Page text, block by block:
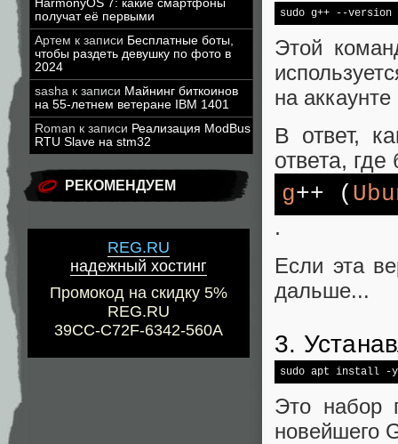
HarmonyOS 7: какие смартфоны
получат её первыми
Артем к записи Бесплатные боты,
чтобы раздеть девушку по фото в
2024
sasha к записи Майнинг биткоинов
на 55-летнем ветеране IBM 1401
Roman к записи Реализация ModBus
RTU Slave на stm32
РЕКОМЕНДУЕМ
REG.RU
надежный хостинг
Промокод на скидку 5%
REG.RU
39CC-C72F-6342-560A
sudo g++ --version
Этой
на
В ответ,
ответа, где
g++ (
.
Если эта
дальше...
3.
sudo apt install -
Это набор
новейшего